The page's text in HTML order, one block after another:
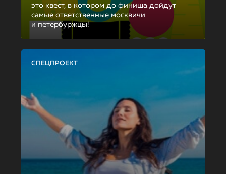
это квест, в котором до финиша дойдут
самые ответственные москвичи
и петербуржцы!
СПЕЦПРОЕКТ